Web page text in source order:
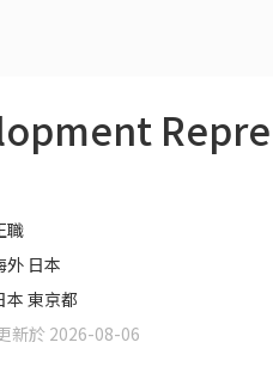
職
外 日本
本 東京都
新於 2026-08-06